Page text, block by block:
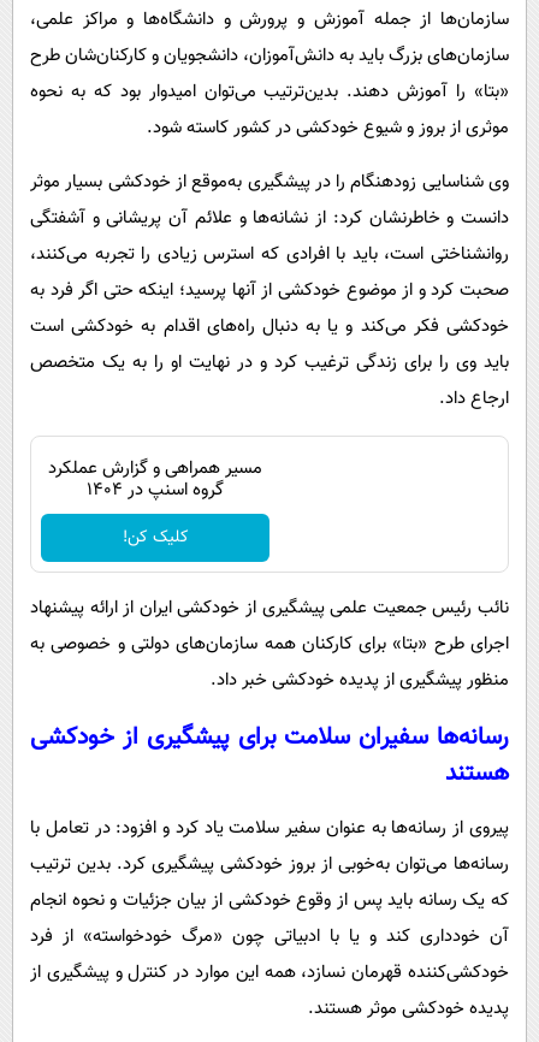
سازمان‌ها از جمله آموزش و پرورش و دانشگاه‌ها و مراکز علمی،
سازمان‌های بزرگ باید به دانش‌آموزان، دانشجویان و کارکنان‌شان طرح
«بتا» را آموزش دهند. بدین‌ترتیب می‌توان امیدوار بود که به‌ نحوه
موثری از بروز و شیوع خودکشی در کشور کاسته شود.
وی شناسایی زودهنگام را در پیشگیری به‌موقع از خودکشی بسیار موثر
دانست و خاطرنشان کرد: از نشانه‌ها و علائم آن پریشانی و آشفتگی
روانشناختی است، باید با افرادی که استرس زیادی را تجربه می‌کنند،
صحبت کرد و از موضوع خودکشی از آنها پرسید؛ اینکه حتی اگر فرد به
خودکشی فکر می‌کند و یا به‌ دنبال راه‌های اقدام به خودکشی است
باید وی را برای زندگی ترغیب کرد و در نهایت او را به یک متخصص
ارجاع داد.
مسیر همراهی و گزارش عملکرد
گروه اسنپ در ۱۴۰۴
کلیک کن!
نائب رئیس جمعیت علمی پیشگیری از خودکشی ایران از ارائه پیشنهاد
اجرای طرح «بتا» برای کارکنان همه سازمان‌های دولتی و خصوصی به‌
منظور پیشگیری از پدیده خودکشی خبر داد.
رسانه‌ها سفیران سلامت برای پیشگیری از خودکشی
هستند
پیروی از رسانه‌ها به‌ عنوان سفیر سلامت یاد کرد و افزود: در تعامل با
رسانه‌ها می‌توان به‌خوبی از بروز خودکشی پیشگیری کرد. بدین ترتیب
که یک رسانه باید پس از وقوع خودکشی از بیان جزئیات و نحوه انجام
آن خودداری کند و یا با ادبیاتی چون «مرگ خودخواسته» از فرد
خودکشی‌کننده قهرمان نسازد، همه این موارد در کنترل و پیشگیری از
پدیده خودکشی موثر هستند.